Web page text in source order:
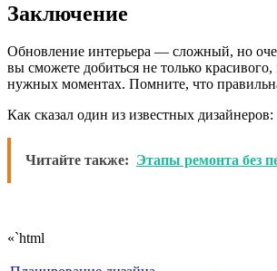
Заключение
Обновление интерьера — сложный, но
вы сможете добиться не только
нужных моментах. Помните, что
Как сказал один из известных
Читайте также: Этапы ремонта без
«`html